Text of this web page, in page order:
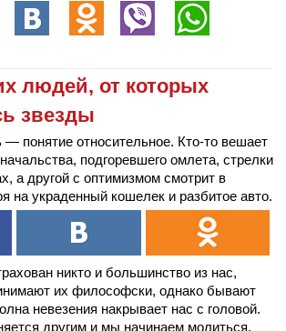
людей, от которых
звезды
понятие относительное. Кто-то вешает
подгоревшего омлета, стрелки
а другой с оптимизмом смотрит в
на украденный кошелек и разбитое авто.
никто и большинство из нас,
их философски, однако бывают
невезения накрывает нас с головой.
другим и мы начинаем молиться,